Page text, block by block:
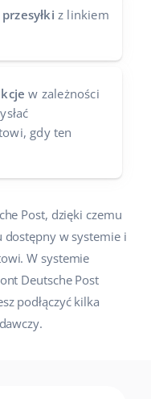
z linkiem
w zależności
gdy ten
Post, dzięki czemu
dostępny w systemie i
W systemie
Deutsche Post
podłączyć kilka